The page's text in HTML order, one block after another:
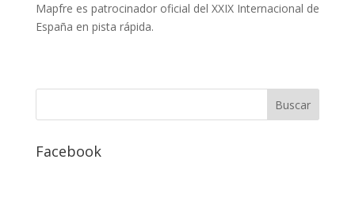
Mapfre es patrocinador oficial del XXIX Internacional de
España en pista rápida.
Facebook